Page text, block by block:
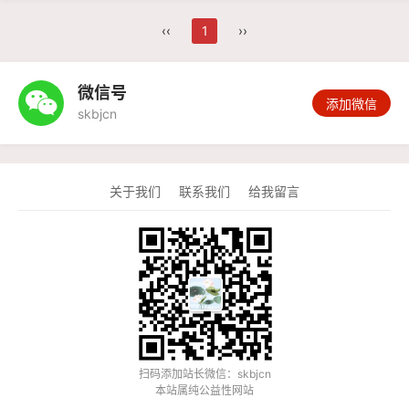
‹‹ 1 ››
 微信号
skbjcn
添加微信
关于我们 联系我们 给我留言
扫码添加站长微信：skbjcn
本站属纯公益性网站